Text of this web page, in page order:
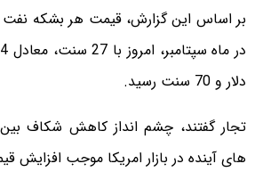
بر اساس این گزارش، قیمت هر بشکه نفت
دلار و 70 سنت رسید.
تجار گفتند، چشم انداز کاهش شکاف
های آینده در بازار امریکا موجب